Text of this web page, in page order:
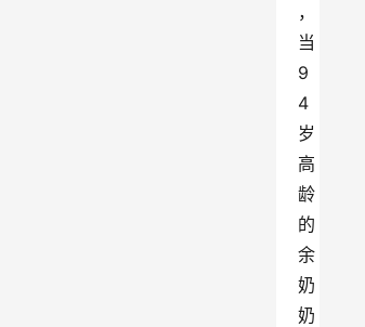
，
当
9
4
岁
高
龄
的
余
奶
奶